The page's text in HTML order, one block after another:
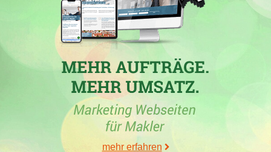
mehr erfahren